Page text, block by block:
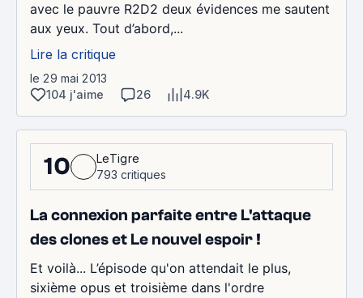
avec le pauvre R2D2 deux évidences me sautent
aux yeux. Tout d’abord,...
Lire la critique
le 29 mai 2013
104 j'aime
26 4.9K
10
LeTigre
793 critiques
La connexion parfaite entre L'attaque
des clones et Le nouvel espoir !
Et voilà... L’épisode qu'on attendait le plus,
sixième opus et troisième dans l'ordre